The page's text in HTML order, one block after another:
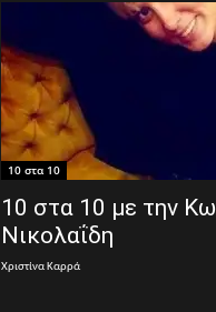
10 στα 10
10 στα 10 με την
Νικολαΐδη
Χριστίνα Καρρά